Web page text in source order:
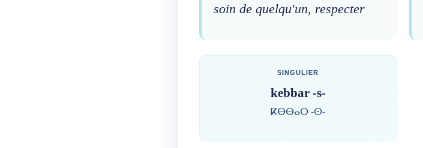
soin de quelqu'un, respecter
SINGULIER
kebbar -s-
ⴽⴱⴱⴰⵔ -ⵙ-